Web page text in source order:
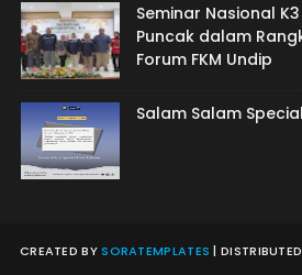
Seminar Nasional
Puncak dalam
Forum FKM Undip
Salam Salam
CREATED BYSORATEMPLATES |